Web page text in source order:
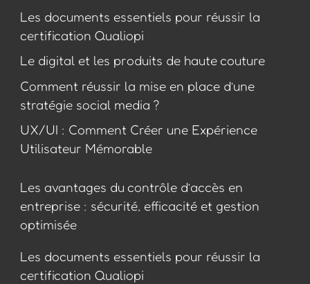
Les documents essentiels pour réussir la
certification Qualiopi
Le digital et les produits de haute couture
Comment réussir la mise en place d’une
stratégie social media ?
UX/UI : Comment Créer une Expérience
Utilisateur Mémorable
Les avantages du contrôle d’accès en
entreprise : sécurité, efficacité et gestion
optimisée
Les documents essentiels pour réussir la
certification Qualiopi